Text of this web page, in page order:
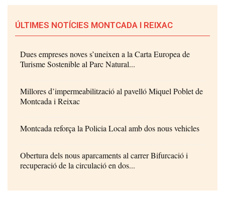
ÚLTIMES NOTÍCIES MONTCADA I REIXAC
Dues empreses noves s’uneixen a la Carta Europea de
Turisme Sostenible al Parc Natural...
Millores d’impermeabilització al pavelló Miquel Poblet de
Montcada i Reixac
Montcada reforça la Policia Local amb dos nous vehicles
Obertura dels nous aparcaments al carrer Bifurcació i
recuperació de la circulació en dos...